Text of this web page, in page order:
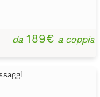
da189€ a coppia